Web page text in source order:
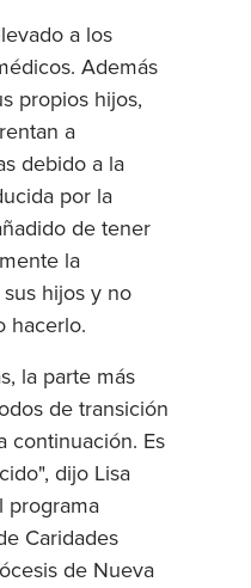
a los
Además
propios hijos,
a
debido a la
por la
de tener
la
hijos y no
hacerlo.
la parte más
de transición
continuación. Es
dijo Lisa
programa
Caridades
de Nueva